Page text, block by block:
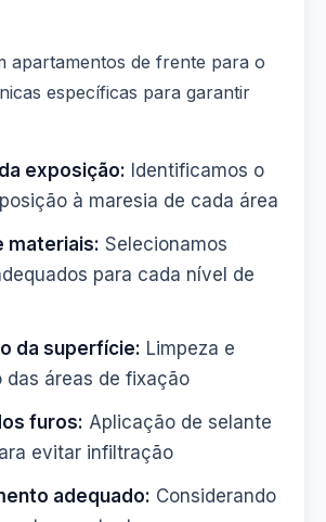
apartamentos de frente para o
específicas para garantir
exposição: Identificamos o
à maresia de cada área
materiais: Selecionamos
para cada nível de
da superfície: Limpeza e
das áreas de fixação
furos: Aplicação de selante
evitar infiltração
adequado: Considerando